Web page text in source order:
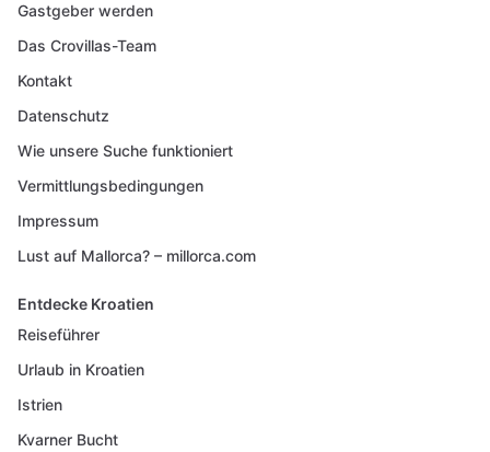
Gastgeber werden
Das Crovillas-Team
Kontakt
Datenschutz
Wie unsere Suche funktioniert
Vermittlungsbedingungen
Impressum
Lust auf Mallorca? – millorca.com
Entdecke Kroatien
Reiseführer
Urlaub in Kroatien
Istrien
Kvarner Bucht